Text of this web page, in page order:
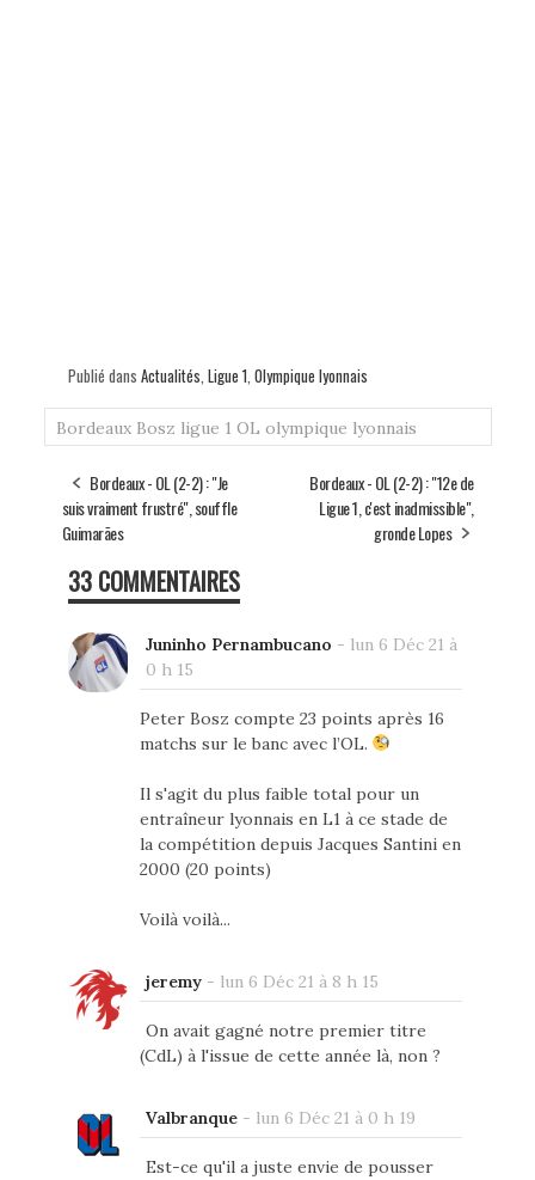
Publié dans Actualités, Ligue 1, Olympique lyonnais
Bordeaux Bosz ligue 1 OL olympique lyonnais
Bordeaux - OL (2-2) : "Je
suis vraiment frustré", souffle
Guimarães
Bordeaux - OL (2-2) : "12e de
Ligue 1, c'est inadmissible",
gronde Lopes
33 COMMENTAIRES
Juninho Pernambucano - lun 6 Déc 21 à
0 h 15
Peter Bosz compte 23 points après 16
matchs sur le banc avec l’OL.
Il s'agit du plus faible total pour un
entraîneur lyonnais en L1 à ce stade de
la compétition depuis Jacques Santini en
2000 (20 points)
Voilà voilà...
jeremy- lun 6 Déc 21 à 8 h 15
On avait gagné notre premier titre
(CdL) à l'issue de cette année là, non ?
Valbranque- lun 6 Déc 21 à 0 h 19
Est-ce qu'il a juste envie de pousser